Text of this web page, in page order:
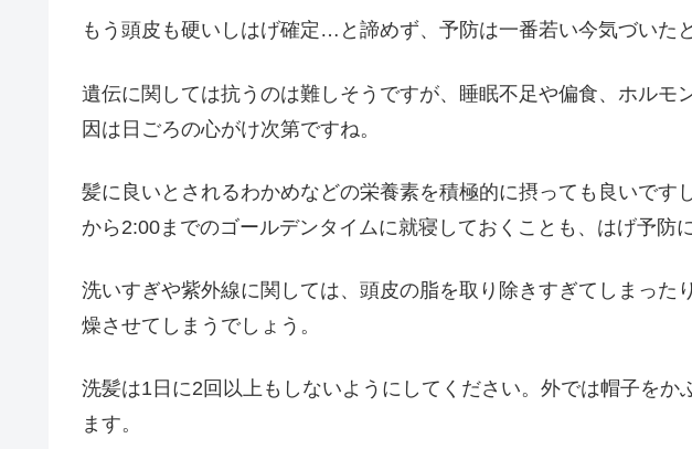
もう頭皮も硬いしはげ確定…と諦めず、予防は一番若い今気づいた
遺伝に関しては抗うのは難しそうですが、睡眠不足や偏食、ホルモ
因は日ごろの心がけ次第ですね。
髪に良いとされるわかめなどの栄養素を積極的に摂っても良いです
から2:00までのゴールデンタイムに就寝しておくことも、はげ予防
洗いすぎや紫外線に関しては、頭皮の脂を取り除きすぎてしまった
燥させてしまうでしょう。
洗髪は1日に2回以上もしないようにしてください。外では帽子をか
ます。